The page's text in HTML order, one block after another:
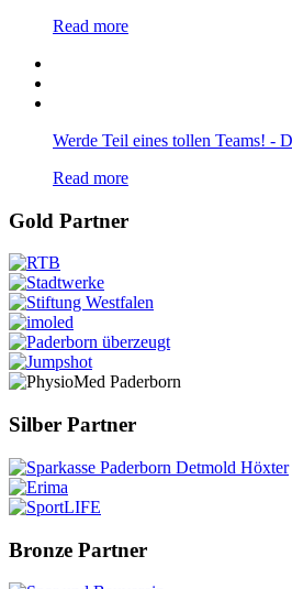
Read more
Werde Teil eines tollen Teams! -
Read more
Gold Partner
Silber Partner
Bronze Partner